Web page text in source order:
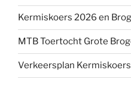
Kermiskoers 2026 en
MTB Toertocht Grote
Verkeersplan